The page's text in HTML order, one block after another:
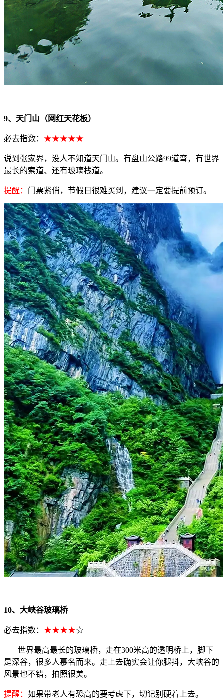
9、天门山（网红天花板）
必去指数： ★★★★★
说到张家界，没人不知道天门山。有盘山公路99道弯，有世界
最长的索道、还有玻璃栈道。
提醒： 门票紧俏，节假日很难买到，建议一定要提前预订。
10、大峡谷玻璃桥
必去指数： ★★★★☆
世界最高最长的玻璃桥，走在300米高的透明桥上，脚下
是深谷，很多人慕名而来。走上去确实会让你腿抖，大峡谷的
风景也不错，拍照很美。
提醒： 如果带老人有恐高的要考虑下，切记别硬着上去。